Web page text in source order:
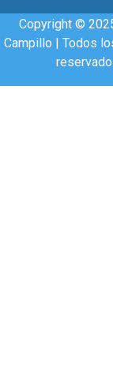
Copyright ©
Campillo | Todos